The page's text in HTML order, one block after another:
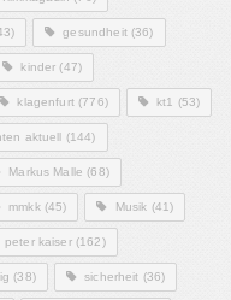
gesundheit(36)
kinder (47)
klagenfurt(776) kt1 (53)
aktuell (144)
Markus Malle (68)
mmkk(45) Musik (41)
peter kaiser(162)
(38) sicherheit (36)